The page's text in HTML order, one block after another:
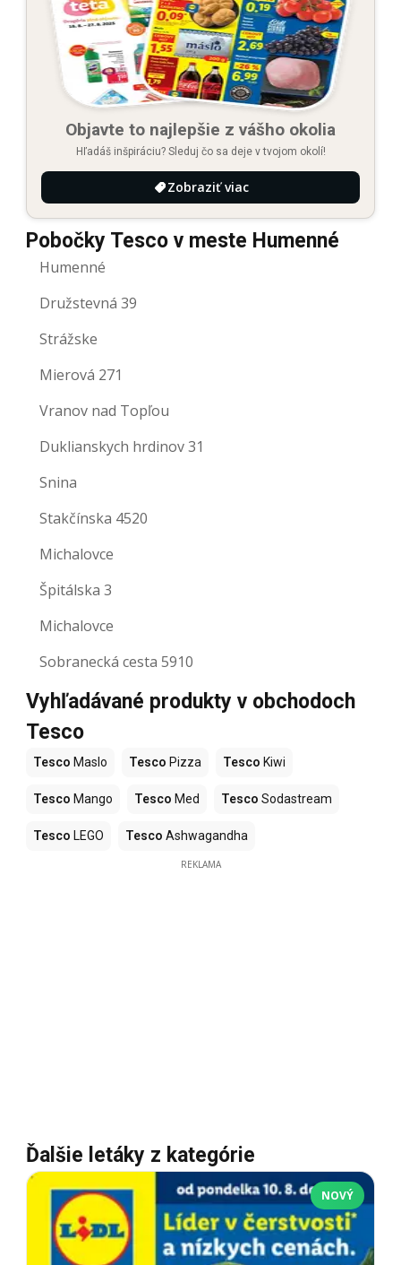
Objavte to najlepšie z vášho okolia
Hľadáš inšpiráciu? Sleduj čo sa deje v tvojom okolí!
Zobraziť viac
Pobočky Tesco v meste Humenné
Humenné
Družstevná 39
Strážske
Mierová 271
Vranov nad Topľou
Duklianskych hrdinov 31
Snina
Stakčínska 4520
Michalovce
Špitálska 3
Michalovce
Sobranecká cesta 5910
Vyhľadávané produkty v obchodoch
Tesco
Tesco Maslo Tesco Pizza Tesco Kiwi
Tesco Mango Tesco Med Tesco Sodastream
Tesco LEGO Tesco Ashwagandha
REKLAMA
Ďalšie letáky z kategórie
NOVÝ